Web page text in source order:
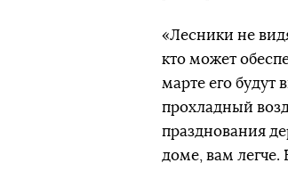
«Лесники не
кто может
марте его будут
прохладный
празднования
доме, вам легче.